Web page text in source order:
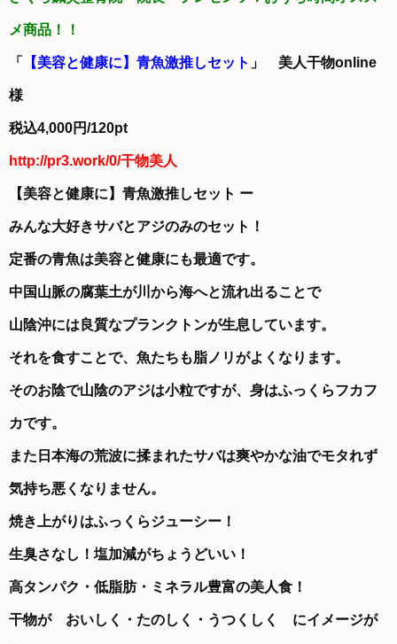
メ商品！！
「 【美容と健康に】青魚激推しセット 」 美人干物online
様
税込4,000円/120pt
http://pr3.work/0/干物美人
【美容と健康に】青魚激推しセット ー
みんな大好きサバとアジのみのセット！
定番の青魚は美容と健康にも最適です。
中国山脈の腐葉土が川から海へと流れ出ることで
山陰沖には良質なプランクトンが生息しています。
それを食すことで、魚たちも脂ノリがよくなります。
そのお陰で山陰のアジは小粒ですが、身はふっくらフカフ
カです。
また日本海の荒波に揉まれたサバは爽やかな油でモタれず
気持ち悪くなりません。
焼き上がりはふっくらジューシー！
生臭さなし！塩加減がちょうどいい！
高タンパク・低脂肪・ミネラル豊富の美人食！
干物が おいしく・たのしく・うつくしく にイメージが